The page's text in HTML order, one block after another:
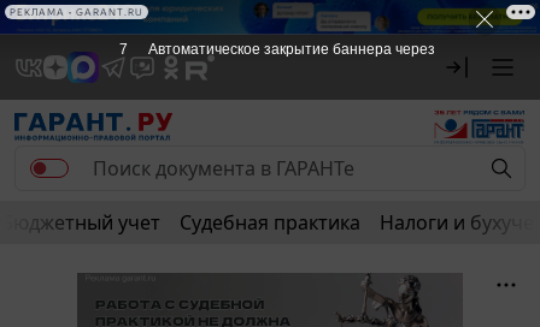
Бюджетный учет Судебная практика Налоги и
7 Автоматическое закрытие баннера через
РЕКЛАМА • GARANT.RU